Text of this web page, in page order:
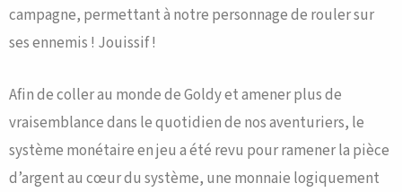
campagne, permettant à notre personnage de rouler sur
ses ennemis ! Jouissif !
Afin de coller au monde de Goldy et amener plus de
vraisemblance dans le quotidien de nos aventuriers, le
système monétaire en jeu a été revu pour ramener la pièce
d’argent au cœur du système, une monnaie logiquement